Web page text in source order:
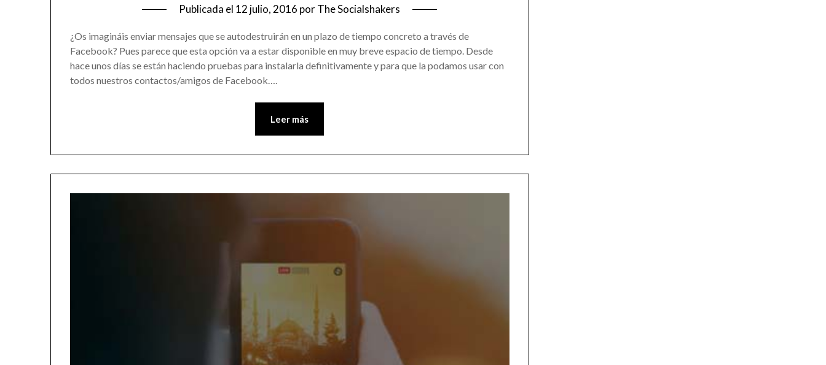
Publicada el 12 julio, 2016 porThe Socialshakers
¿Os imagináis enviar mensajes que se autodestruirán en un plazo de tiempo concreto a través de
Facebook? Pues parece que esta opción va a estar disponible en muy breve espacio de tiempo. Desde
hace unos días se están haciendo pruebas para instalarla definitivamente y para que la podamos usar con
todos nuestros contactos/amigos de Facebook….
Leer más